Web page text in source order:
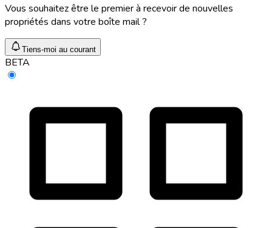
Vous souhaitez être le premier à recevoir de nouvelles
propriétés dans votre boîte mail ?
Tiens-moi au courant
BETA